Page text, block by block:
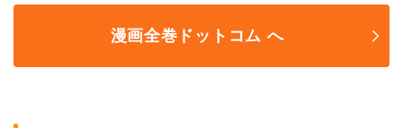
漫画全巻ドットコム へ